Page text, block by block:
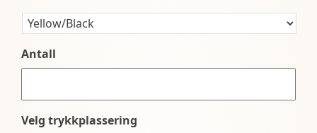
Antall
Velg trykkplassering